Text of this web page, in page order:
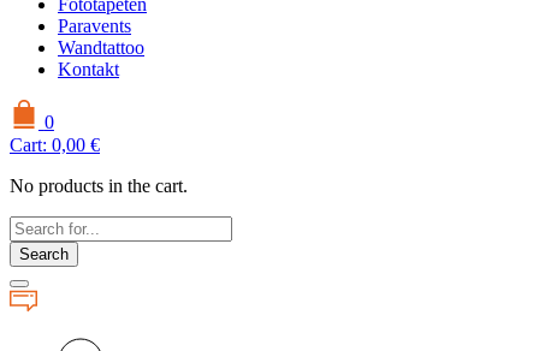
Fototapeten
Paravents
Wandtattoo
Kontakt
0
Cart: 0,00 €
No products in the cart.
Search